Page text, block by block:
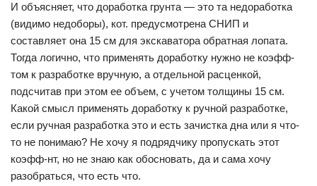
И объясняет, что доработка грунта — это та недоработка
(видимо недоборы), кот. предусмотрена СНИП и
составляет она 15 см для экскаватора обратная лопата.
Тогда логично, что применять доработку нужно не коэфф-
том к разработке вручную, а отдельной расценкой,
подсчитав при этом ее объем, с учетом толщины 15 см.
Какой смысл применять доработку к ручной разработке,
если ручная разработка это и есть зачистка дна или я что-
то не понимаю? Не хочу я подрядчику пропускать этот
коэфф-нт, но не знаю как обосновать, да и сама хочу
разобраться, что есть что.